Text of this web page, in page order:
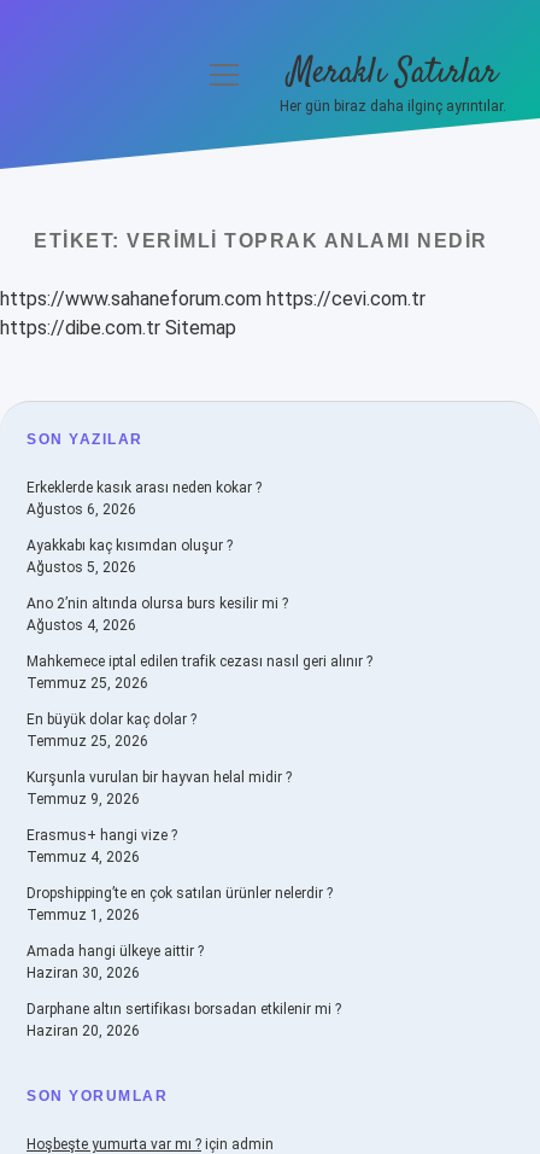
Hakkımızda
menüyü
Meraklı Satırlar
Her gün biraz daha ilginç ayrıntılar.
ETIKET: VERIMLI TOPRAK ANLAMI NEDIR
https://www.sahaneforum.com https://cevi.com.tr
https://dibe.com.tr Sitemap
SIDEBAR
SON YAZILAR
Erkeklerde kasık arası neden kokar ?
Ağustos 6, 2026
Ayakkabı kaç kısımdan oluşur ?
Ağustos 5, 2026
Ano 2’nin altında olursa burs kesilir mi ?
Ağustos 4, 2026
Mahkemece iptal edilen trafik cezası nasıl geri alınır ?
Temmuz 25, 2026
En büyük dolar kaç dolar ?
Temmuz 25, 2026
Kurşunla vurulan bir hayvan helal midir ?
Temmuz 9, 2026
Erasmus+ hangi vize ?
Temmuz 4, 2026
Dropshipping’te en çok satılan ürünler nelerdir ?
Temmuz 1, 2026
Amada hangi ülkeye aittir ?
Haziran 30, 2026
Darphane altın sertifikası borsadan etkilenir mi ?
Haziran 20, 2026
SON YORUMLAR
Hoşbeşte yumurta var mı ? için admin